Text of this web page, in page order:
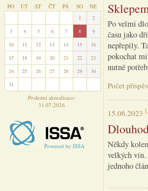
PO
ÚT ST ČT PÁ SO NE
1
2
3
4 5 6 7 8
9
10
11 12 13 14 15
16
17
18 19 20 21 22
23
24
25 26 27 28 29
30
31
Poslední aktualizace:
31.07.2026
Powered by ISSA
Po velmi
času jako
nepřepily.
pokochat
nutně
Počet
15.06.2023
Někdy
velkých vín.
jednoho